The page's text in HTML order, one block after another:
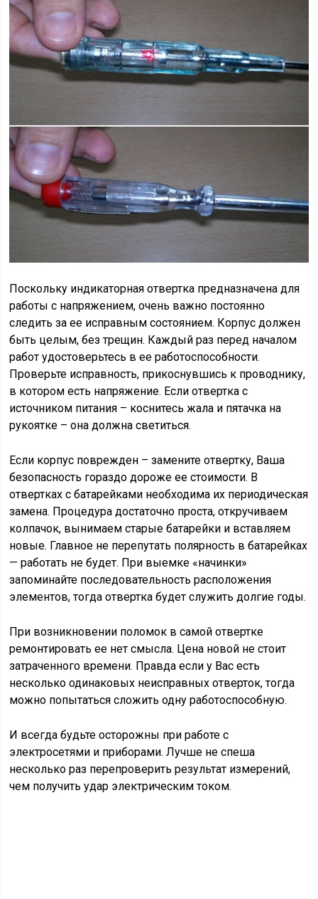
Поскольку индикаторная отвертка предназначена для
работы с напряжением, очень важно постоянно
следить за ее исправным состоянием. Корпус должен
быть целым, без трещин. Каждый раз перед началом
работ удостоверьтесь в ее работоспособности.
Проверьте исправность, прикоснувшись к проводнику,
в котором есть напряжение. Если отвертка с
источником питания – коснитесь жала и пятачка на
рукоятке – она должна светиться.
Если корпус поврежден – замените отвертку, Ваша
безопасность гораздо дороже ее стоимости. В
отвертках с батарейками необходима их периодическая
замена. Процедура достаточно проста, откручиваем
колпачок, вынимаем старые батарейки и вставляем
новые. Главное не перепутать полярность в батарейках
— работать не будет. При выемке «начинки»
запоминайте последовательность расположения
элементов, тогда отвертка будет служить долгие годы.
При возникновении поломок в самой отвертке
ремонтировать ее нет смысла. Цена новой не стоит
затраченного времени. Правда если у Вас есть
несколько одинаковых неисправных отверток, тогда
можно попытаться сложить одну работоспособную.
И всегда будьте осторожны при работе с
электросетями и приборами. Лучше не спеша
несколько раз перепроверить результат измерений,
чем получить удар электрическим током.